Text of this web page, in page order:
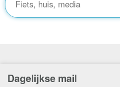
Dagelijkse mail